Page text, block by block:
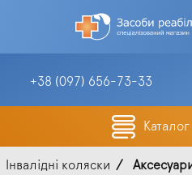
+38 (097) 656-73-33
Каталог
Інвалідні коляски